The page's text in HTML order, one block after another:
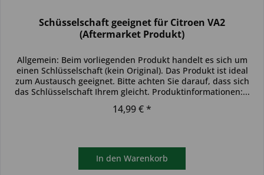
Schüsselschaft geeignet für Citroen VA2
(Aftermarket Produkt)
Allgemein: Beim vorliegenden Produkt handelt es sich um
einen Schlüsselschaft (kein Original). Das Produkt ist ideal
zum Austausch geeignet. Bitte achten Sie darauf, dass sich
das Schlüsselschaft Ihrem gleicht. Produktinformationen:...
14,99 € *
In den Warenkorb